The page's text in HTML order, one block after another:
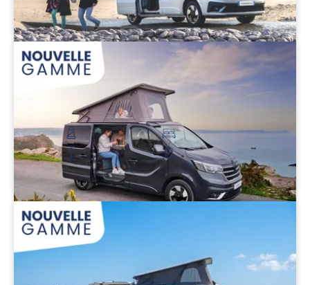
Découvrir
Flex 5
Parfait pour une famille d’aventurier
59 900 €
456 €/mois
5 places carte grise
4 personnes
Hauteur : 2 m
Autonomie 5 jours
Découvrir
Flex 5 Confort
Encore plus d’autonomie et de confort
62 900 €
480 €/mois